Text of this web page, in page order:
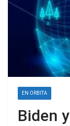
EN ORBITA
Biden